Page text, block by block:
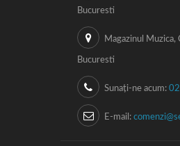
Bucuresti
Magazinul
Bucuresti
Sunați-ne acum:
E-mail: